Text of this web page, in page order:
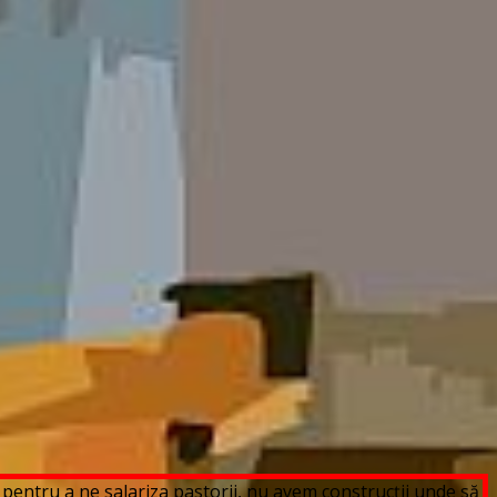
a ne salariza pastorii, nu avem construcții unde să